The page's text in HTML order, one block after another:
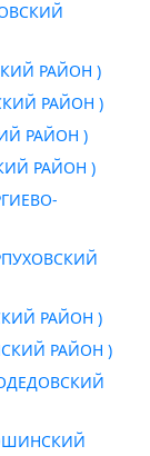
РАЙОН )
РАЙОН )
РАЙОН )
РАЙОН )
РАЙОН )
РАЙОН )